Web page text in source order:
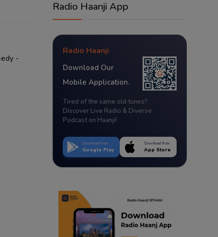
-
Radio Haanji App
Radio Haanji
Download Our
Mobile Application.
Tired of the same old tunes?
Discover Live Radio & Diverse
Podcast on Haanji!
Download from
Google Play
Download from
App Store